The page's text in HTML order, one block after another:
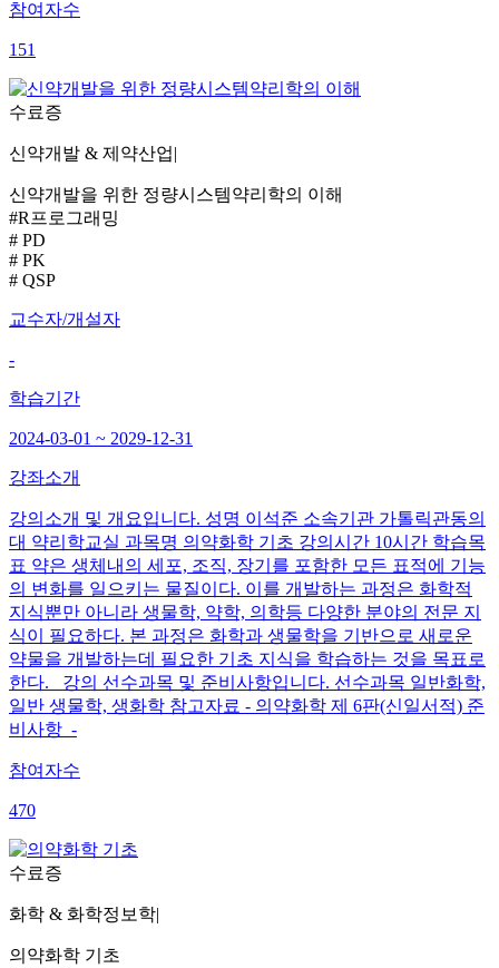
참여자수
151
수료증
신약개발 & 제약산업|
신약개발을 위한 정량시스템약리학의 이해
#R프로그래밍
# PD
# PK
# QSP
교수자/개설자
-
학습기간
2024-03-01 ~ 2029-12-31
강좌소개
강의소개 및 개요입니다. 성명 이석준 소속기관 가톨릭관동의
대 약리학교실 과목명 의약화학 기초 강의시간 10시간 학습목
표 약은 생체내의 세포, 조직, 장기를 포함한 모든 표적에 기능
의 변화를 일으키는 물질이다. 이를 개발하는 과정은 화학적
지식뿐만 아니라 생물학, 약학, 의학등 다양한 분야의 전문 지
식이 필요하다. 본 과정은 화학과 생물학을 기반으로 새로운
약물을 개발하는데 필요한 기초 지식을 학습하는 것을 목표로
한다. 강의 선수과목 및 준비사항입니다. 선수과목 일반화학,
일반 생물학, 생화학 참고자료 - 의약화학 제 6판(신일서적) 준
비사항 -
참여자수
470
수료증
화학 & 화학정보학|
의약화학 기초